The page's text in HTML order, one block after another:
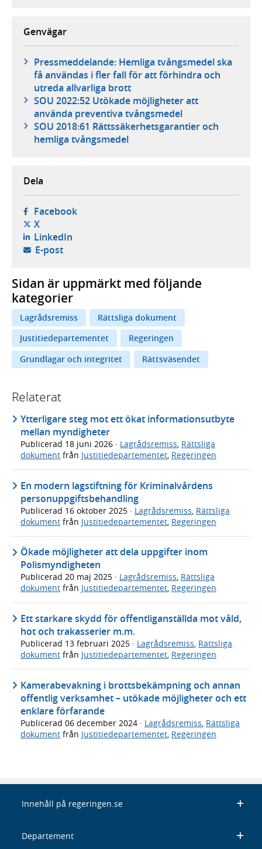
Genvägar
Pressmeddelande: Hemliga tvångsmedel ska
få användas i fler fall för att förhindra och
utreda allvarliga brott
SOU 2022:52 Utökade möjligheter att
använda preventiva tvångsmedel
SOU 2018:61 Rättssäkerhetsgarantier och
hemliga tvångsmedel
Dela
Facebook- öppnas i ny flik, extern webbplats,
X- öppnas i ny flik, extern webbplats,
LinkedIn- öppnas i ny flik, extern webbplats,
E-post- öppnar din e-postklient,
Sidan är uppmärkt med följande
kategorier
Lagrådsremiss
Rättsliga dokument
Justitiedepartementet
Regeringen
Grundlagar och integritet
Rättsväsendet
Relaterat
Ytterligare steg mot ett ökat informationsutbyte
mellan myndigheter
Publicerad 18 juni 2026 · Lagrådsremiss, Rättsliga
dokument från Justitiedepartementet, Regeringen
En modern lagstiftning för Kriminalvårdens
personuppgiftsbehandling
Publicerad 16 oktober 2025 · Lagrådsremiss Rättsliga
dokument från Justitiedepartementet Regeringen
Ökade möjligheter att dela uppgifter inom
Polismyndigheten
Publicerad 20 maj 2025 · Lagrådsremiss, Rättsliga
dokument från Justitiedepartementet, Regeringen
Ett starkare skydd för offentliganställda mot våld,
hot och trakasserier m.m.
Publicerad 13 februari 2025 · Lagrådsremiss, Rättsliga
dokument från Justitiedepartementet, Regeringen
Kamerabevakning i brottsbekämpning och annan
offentlig verksamhet – utökade möjligheter och ett
enklare förfarande
Publicerad 06 december 2024 · Lagrådsremiss Rättsliga
dokument från Justitiedepartementet Regeringen
Innehåll på regeringen.se
Departement